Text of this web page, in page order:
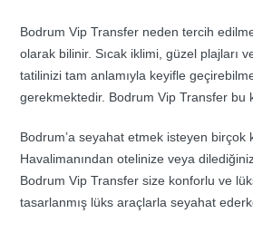
Bodrum Vip Transfer neden tercih
olarak bilinir. Sıcak iklimi, güzel plajları
tatilinizi tam anlamıyla keyifle
gerekmektedir. Bodrum Vip Transfer bu
Bodrum’a seyahat etmek isteyen
Havalimanından otelinize veya
Bodrum Vip Transfer size konforlu ve
tasarlanmış lüks araçlarla seyahat